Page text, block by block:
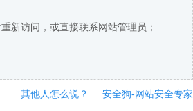
新访问，或直接联系网站管理员；
其他人怎么说？ 安全狗-网站安全专家